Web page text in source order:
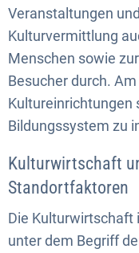
Veranstaltungen
Kulturvermittlung
Menschen sowie
Besucher durch.
Kultureinrichtungen
Bildungssystem zu
Kulturwirtschaft
Standortfaktoren
Die Kulturwirtschaft
unter dem Begriff